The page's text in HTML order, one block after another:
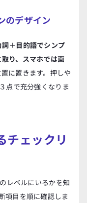
のデザイン
＋目的語でシンプ
り、スマホでは画
に置きます。押しや
点で充分強くなりま
チェックリ
レベルにいるかを知
項目を順に確認しま